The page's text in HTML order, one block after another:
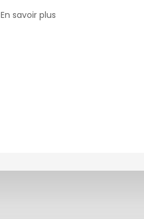
En savoir plus